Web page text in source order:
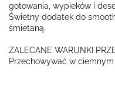
gotowania, wypieków i
Świetny dodatek do
śmietaną.
ZALECANE WARUNKI
Przechowywać w